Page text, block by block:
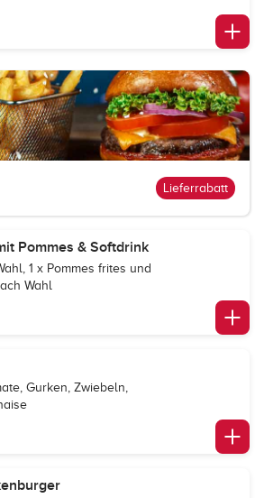
Lieferrabatt
Pommes & Softdrink
1 x Pommes frites und
Wahl
Gurken, Zwiebeln,